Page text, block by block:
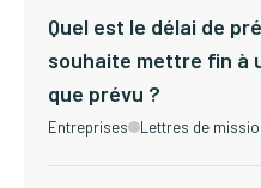
Quel est le délai de
souhaite mettre fin à
que prévu ?
Entreprises Lettres de